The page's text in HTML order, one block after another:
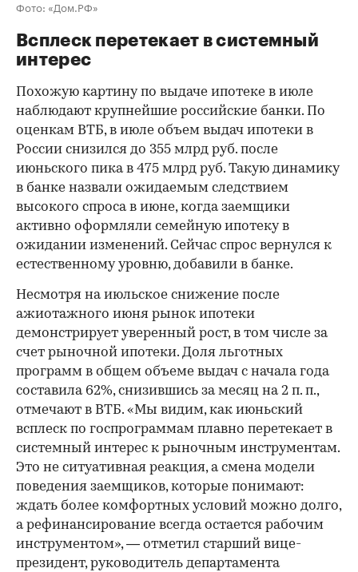
Фото: «Дом.РФ»
Всплеск перетекает в системный
интерес
Похожую картину по выдаче ипотеке в июле
наблюдают крупнейшие российские банки. По
оценкам ВТБ, в июле объем выдач ипотеки в
России снизился до 355 млрд руб. после
июньского пика в 475 млрд руб. Такую динамику
в банке назвали ожидаемым следствием
высокого спроса в июне, когда заемщики
активно оформляли семейную ипотеку в
ожидании изменений. Сейчас спрос вернулся к
естественному уровню, добавили в банке.
Несмотря на июльское снижение после
ажиотажного июня рынок ипотеки
демонстрирует уверенный рост, в том числе за
счет рыночной ипотеки. Доля льготных
программ в общем объеме выдач с начала года
составила 62%, снизившись за месяц на 2 п. п.,
отмечают в ВТБ. «Мы видим, как июньский
всплеск по госпрограммам плавно перетекает в
системный интерес к рыночным инструментам.
Это не ситуативная реакция, а смена модели
поведения заемщиков, которые понимают:
ждать более комфортных условий можно долго,
а рефинансирование всегда остается рабочим
инструментом», — отметил старший вице-
президент, руководитель департамента